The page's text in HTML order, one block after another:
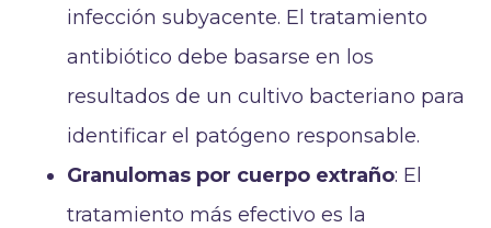
infección subyacente. El tratamiento
antibiótico debe basarse en los
resultados de un cultivo bacteriano para
identificar el patógeno responsable.
Granulomas por cuerpo extraño: El
tratamiento más efectivo es la